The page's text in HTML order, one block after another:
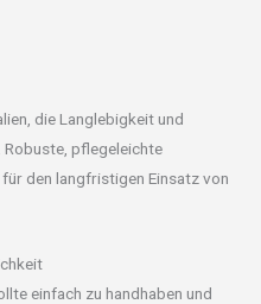
die Langlebigkeit und
pflegeleichte
den langfristigen Einsatz von
einfach zu handhaben und